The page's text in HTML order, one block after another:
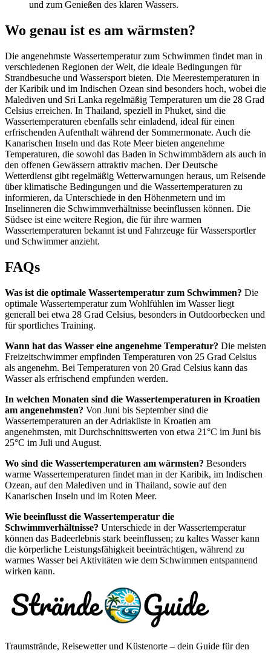
und zum Genießen des klaren Wassers.
Wo genau ist es am wärmsten?
Die angenehmste Wassertemperatur zum Schwimmen findet man in
verschiedenen Regionen der Welt, die ideale Bedingungen für
Strandbesuche und Wassersport bieten. Die Meerestemperaturen in
der Karibik und im Indischen Ozean sind besonders hoch, wobei die
Malediven und Sri Lanka regelmäßig Temperaturen um die 28 Grad
Celsius erreichen. In Thailand, speziell in Phuket, sind die
Wassertemperaturen ebenfalls sehr einladend, ideal für einen
erfrischenden Aufenthalt während der Sommermonate. Auch die
Kanarischen Inseln und das Rote Meer bieten angenehme
Temperaturen, die sowohl das Baden in Schwimmbädern als auch in
den offenen Gewässern attraktiv machen. Der Deutsche
Wetterdienst gibt regelmäßig Wetterwarnungen heraus, um Reisende
über klimatische Bedingungen und die Wassertemperaturen zu
informieren, da Unterschiede in den Höhenmetern und im
Inselinneren die Schwimmverhältnisse beeinflussen können. Die
Südsee ist eine weitere Region, die für ihre warmen
Wassertemperaturen bekannt ist und Fahrzeuge für Wassersportler
und Schwimmer anzieht.
FAQs
Was ist die optimale Wassertemperatur zum Schwimmen? Die
optimale Wassertemperatur zum Wohlfühlen im Wasser liegt
generall bei etwa 28 Grad Celsius, besonders in Outdoorbecken und
für sportliches Training.
Wann hat das Wasser eine angenehme Temperatur? Die meisten
Freizeitschwimmer empfinden Temperaturen von 25 Grad Celsius
als angenehm. Bei Temperaturen von 20 Grad Celsius kann das
Wasser als erfrischend empfunden werden.
In welchen Monaten sind die Wassertemperaturen in Kroatien
am angenehmsten? Von Juni bis September sind die
Wassertemperaturen an der Adriaküste in Kroatien am
angenehmsten, mit Durchschnittswerten von etwa 21°C im Juni bis
25°C im Juli und August.
Wo sind die Wassertemperaturen am wärmsten? Besonders
warme Wassertemperaturen findet man in der Karibik, im Indischen
Ozean, auf den Malediven und in Thailand, sowie auf den
Kanarischen Inseln und im Roten Meer.
Wie beeinflusst die Wassertemperatur die
Schwimmverhältnisse? Unterschiede in der Wassertemperatur
können das Badeerlebnis stark beeinflussen; zu kaltes Wasser kann
die körperliche Leistungsfähigkeit beeinträchtigen, während zu
warmes Wasser bei Aktivitäten wie dem Schwimmen entspannend
wirken kann.
Traumstrände, Reisewetter und Küstenorte – dein Guide für den